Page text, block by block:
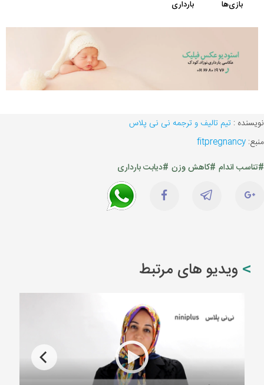
نویسنده : تیم تالیف و ترجمه نی نی پلاس
منبع: fitpregnancy
#تناسب اندام #کاهش وزن #دیابت بارداری
ویدیو های مرتبط